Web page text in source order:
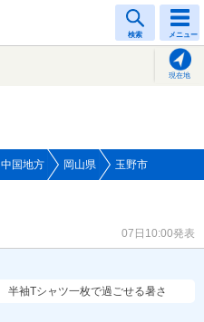
検索 メニュー
現在地
中国地方 岡山県 玉野市
07日10:00発表
半袖Tシャツ一枚で過ごせる暑さ